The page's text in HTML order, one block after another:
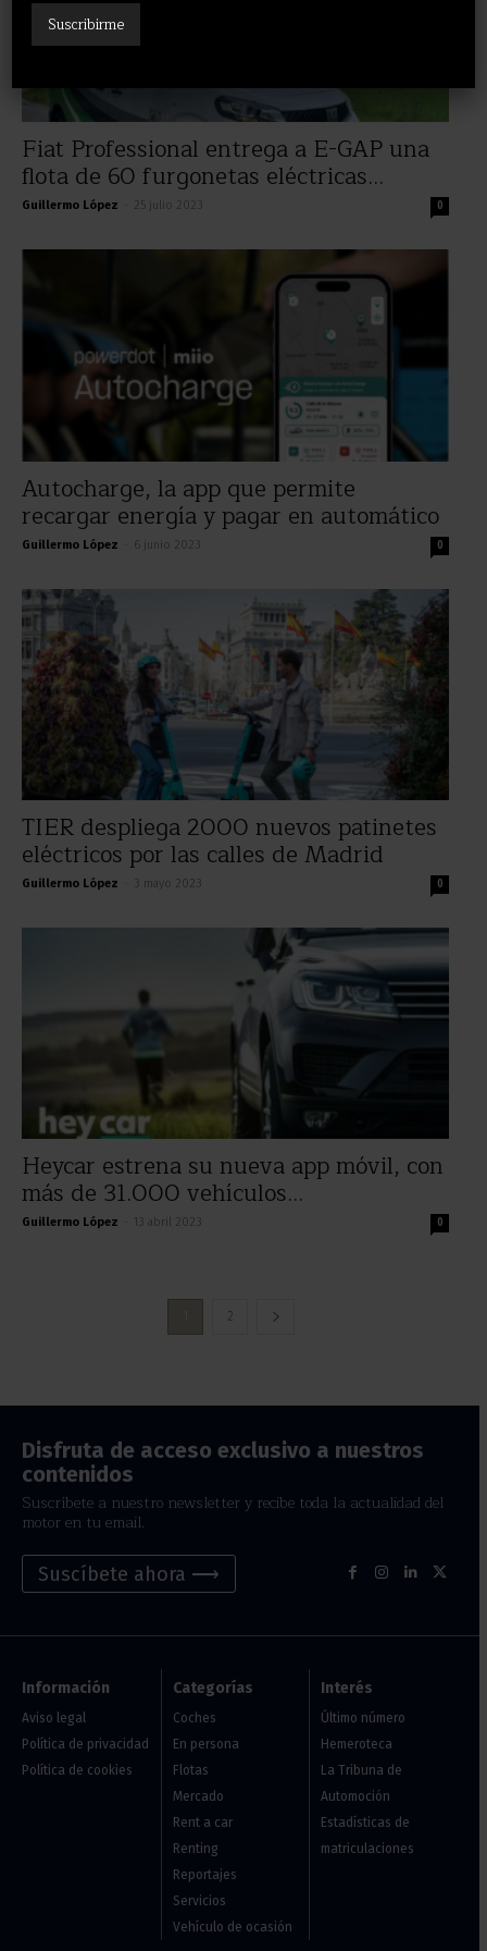
Fiat Professional entrega a E-GAP una
flota de 60 furgonetas eléctricas...
Guillermo López 25 julio 2023 0
Autocharge, la app que permite
recargar energía y pagar en automático
Guillermo López 6 junio 2023 0
TIER despliega 2000 nuevos patinetes
eléctricos por las calles de Madrid
Guillermo López 3 mayo 2023 0
Heycar estrena su nueva app móvil, con
más de 31.000 vehículos...
Guillermo López 13 abril 2023 0
2
Disfruta de acceso exclusivo a nuestros
contenidos
Suscríbete a nuestro newsletter y recibe toda la actualidad del
motor en tu email.
Suscíbete ahora ⟶
Información
Aviso legal
Política de privacidad
Política de cookies
Categorías
Coches
En persona
Flotas
Mercado
Rent a car
Renting
Reportajes
Servicios
Vehículo de ocasión
Interés
Último número
Hemeroteca
La Tribuna de
Automoción
Estadísticas de
matriculaciones